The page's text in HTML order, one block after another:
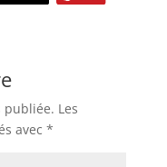
publiée. Les
avec *